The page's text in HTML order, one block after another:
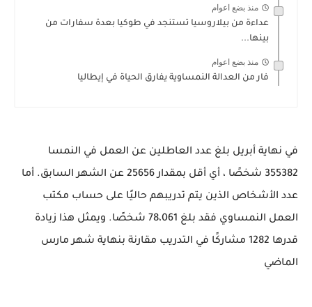
منذ بضع اعوام
عداءة من بيلاروسيا تستنجد في طوكيا بعدة سفارات من
بينها...
منذ بضع اعوام
فار من العدالة النمساوية يفارق الحياة في إيطاليا
في نهاية أبريل بلغ عدد العاطلين عن العمل في النمسا
355382 شخصًا ، أي أقل بمقدار 25656 عن الشهر السابق. أما
عدد الأشخاص الذين يتم تدريبهم حاليًا على حساب مكتب
العمل النمساوي فقد بلغ 78،061 شخصًا. ويمثل هذا زيادة
قدرها 1282 مشاركًا في التدريب مقارنة بنهاية شهر مارس
الماضي